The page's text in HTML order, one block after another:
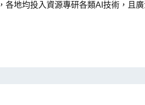
地均投入資源專研各類AI技術，且